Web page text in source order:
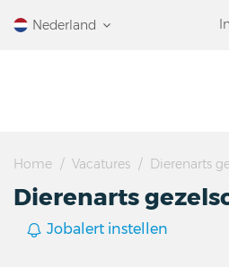
directNederland
Home Vacatures Dierenarts
Dierenarts
Jobalert instellen